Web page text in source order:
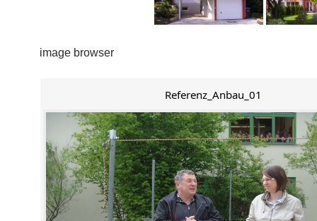
image browser
Referenz_Anbau_01